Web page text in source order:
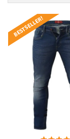
BESTSELLER!